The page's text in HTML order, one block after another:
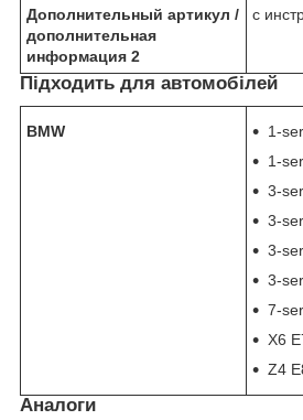
Дополнительный артикул /
дополнительная
информация 2
с
Підходить для автомобілей
BMW
1-
1-
3-
3-
3-
3-
7-
X6
Z4
Аналоги